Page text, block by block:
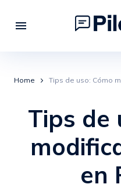
Home Tips de uso: Cómo
Tips de
en